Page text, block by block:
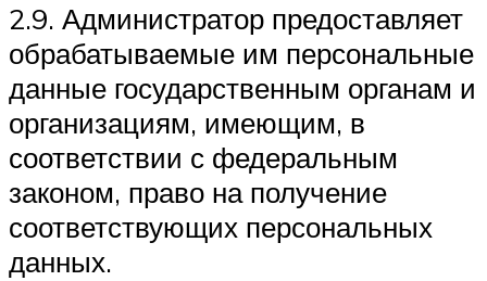
2.9. Администратор предоставляет
обрабатываемые им персональные
данные государственным органам и
организациям, имеющим, в
соответствии с федеральным
законом, право на получение
соответствующих персональных
данных.